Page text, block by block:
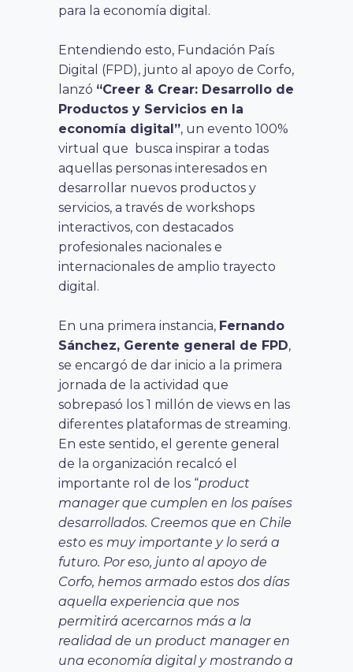
para la economía digital.
Entendiendo esto, Fundación País
Digital (FPD), junto al apoyo de Corfo,
lanzó “Creer & Crear: Desarrollo de
Productos y Servicios en la
economía digital”, un evento 100%
virtual que busca inspirar a todas
aquellas personas interesados en
desarrollar nuevos productos y
servicios, a través de workshops
interactivos, con destacados
profesionales nacionales e
internacionales de amplio trayecto
digital.
En una primera instancia, Fernando
Sánchez, Gerente general de FPD,
se encargó de dar inicio a la primera
jornada de la actividad que
sobrepasó los 1 millón de views en las
diferentes plataformas de streaming.
En este sentido, el gerente general
de la organización recalcó el
importante rol de los “product
manager que cumplen en los países
desarrollados. Creemos que en Chile
esto es muy importante y lo será a
futuro. Por eso, junto al apoyo de
Corfo, hemos armado estos dos días
aquella experiencia que nos
permitirá acercarnos más a la
realidad de un product manager en
una economía digital y mostrando a